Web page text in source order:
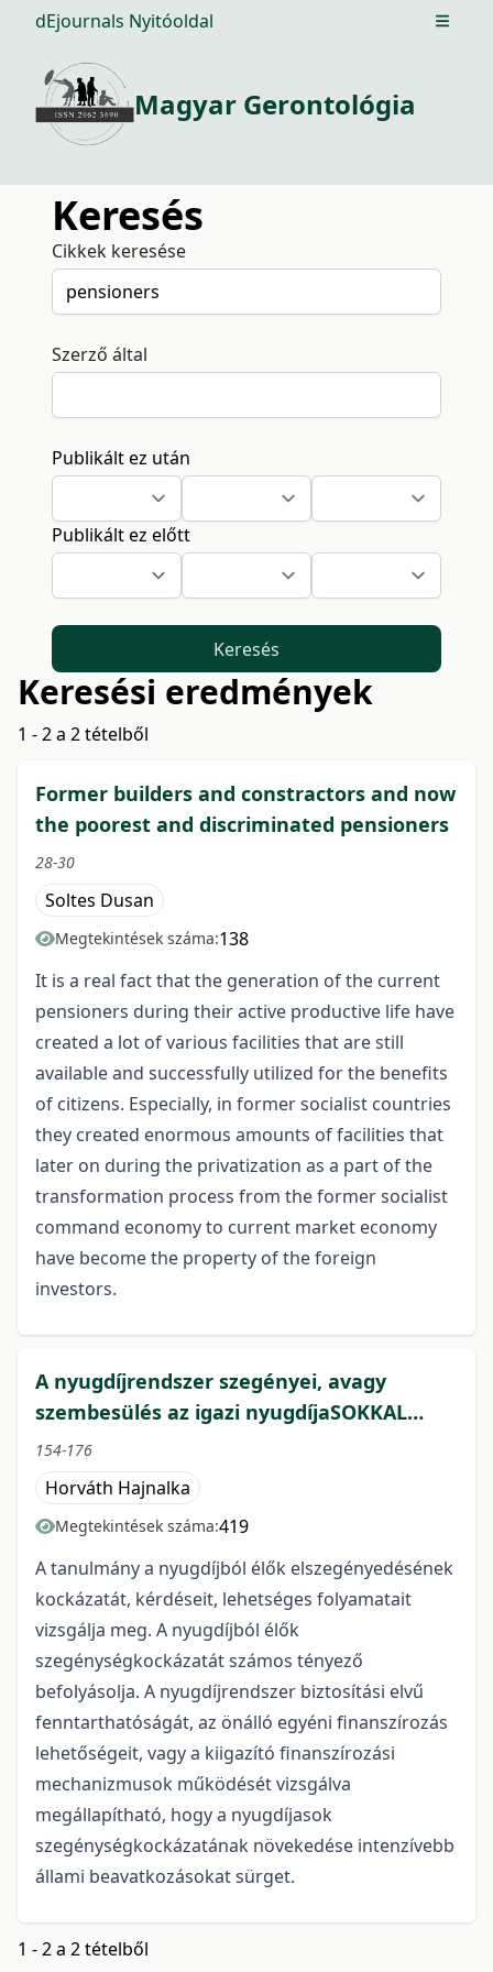
dEjournals Nyitóoldal Open
Magyar Gerontológia
Keresés
Cikkek keresése
Szerző által
Publikált ez után
Publikált ez előtt
Keresés
Keresési eredmények
1 - 2 a 2 tételből
Former builders and constractors and now
the poorest and discriminated pensioners
28-30
Soltes Dusan
Megtekintések száma:138
It is a real fact that the generation of the current
pensioners during their active productive life have
created a lot of various facilities that are still
available and successfully utilized for the benefits
of citizens. Especially, in former socialist countries
they created enormous amounts of facilities that
later on during the privatization as a part of the
transformation process from the former socialist
command economy to current market economy
have become the property of the foreign
investors.
A nyugdíjrendszer szegényei, avagy
szembesülés az igazi nyugdíjaSOKKAL…
154-176
Horváth Hajnalka
Megtekintések száma:419
A tanulmány a nyugdíjból élők elszegényedésének
kockázatát, kérdéseit, lehetséges folyamatait
vizsgálja meg. A nyugdíjból élők
szegénységkockázatát számos tényező
befolyásolja. A nyugdíjrendszer biztosítási elvű
fenntarthatóságát, az önálló egyéni finanszírozás
lehetőségeit, vagy a kiigazító finanszírozási
mechanizmusok működését vizsgálva
megállapítható, hogy a nyugdíjasok
szegénységkockázatának növekedése intenzívebb
állami beavatkozásokat sürget.
1 - 2 a 2 tételből